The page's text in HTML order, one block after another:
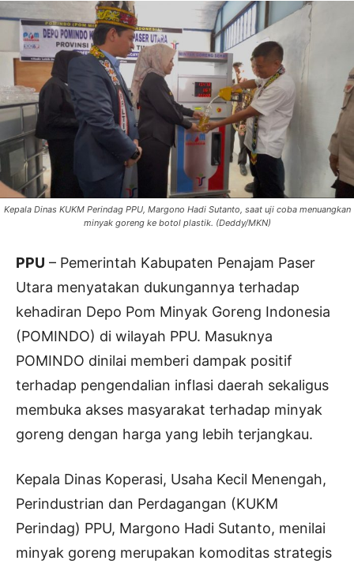
Kepala Dinas KUKM Perindag PPU, Margono Hadi Sutanto, saat uji coba menuangkan
minyak goreng ke botol plastik. (Deddy/MKN)
PPU – Pemerintah Kabupaten Penajam Paser
Utara menyatakan dukungannya terhadap
kehadiran Depo Pom Minyak Goreng Indonesia
(POMINDO) di wilayah PPU. Masuknya
POMINDO dinilai memberi dampak positif
terhadap pengendalian inflasi daerah sekaligus
membuka akses masyarakat terhadap minyak
goreng dengan harga yang lebih terjangkau.
Kepala Dinas Koperasi, Usaha Kecil Menengah,
Perindustrian dan Perdagangan (KUKM
Perindag) PPU, Margono Hadi Sutanto, menilai
minyak goreng merupakan komoditas strategis